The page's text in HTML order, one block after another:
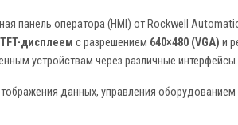
панель оператора (HMI) от Rockwell
дисплеем с разрешением 640×480 (VGA) и
устройствам через различные интерфейсы.
данных, управления